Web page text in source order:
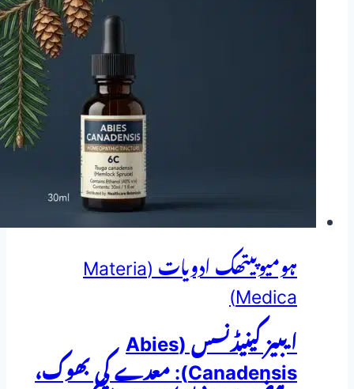
ہومیوپیتھک ادویات (Materia
Medica)
ایبیز کینیڈنسس (Abies
Canadensis): معدے کی بھوک،